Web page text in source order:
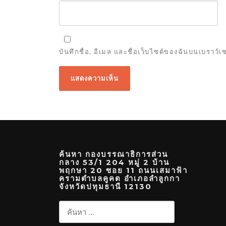
บันทึกชื่อ, อีเมล และชื่อเว็บไซต์ของฉันบนเบราว์
ค้นหา กองบรรณาธิการส่วน
กลาง 53/1 204 หมู่ 2 บ้าน
พฤกษา 20 ซอย 11 ถนนเสมาฟ้า
ครามตำบลคูคต อำเภอลำลูกกา
จังหวัดปทุมธานี 12130
ค้นหา
สำหรับ: